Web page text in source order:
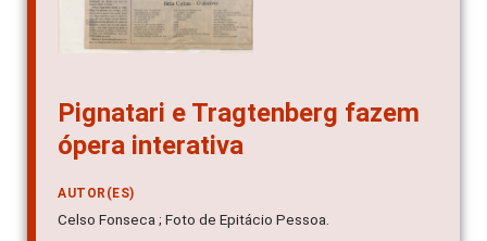
Pignatari e Tragtenberg fazem
ópera interativa
AUTOR(ES)
Celso Fonseca ; Foto de Epitácio Pessoa.